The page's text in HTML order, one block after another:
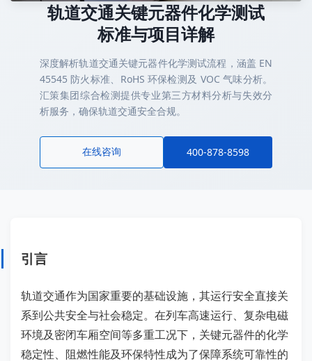
轨道交通关键元器件化学测试
标准与项目详解
深度解析轨道交通关键元器件化学测试流程，涵盖 EN
45545 防火标准、RoHS 环保检测及 VOC 气味分析。
汇策集团综合检测提供专业第三方材料分析与失效分
析服务，确保轨道交通安全合规。
在线咨询 400-878-8598
引言
轨道交通作为国家重要的基础设施，其运行安全直接关
系到公共安全与社会稳定。在列车高速运行、复杂电磁
环境及密闭车厢空间等多重工况下，关键元器件的化学
稳定性、阻燃性能及环保特性成为了保障系统可靠性的